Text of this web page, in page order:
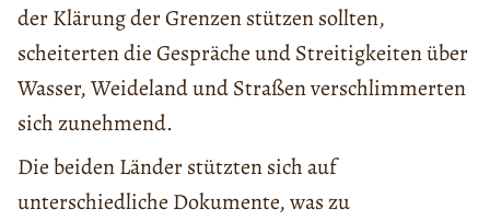
der Klärung der Grenzen stützen sollten,
scheiterten die Gespräche und Streitigkeiten über
Wasser, Weideland und Straßen verschlimmerten
sich zunehmend.
Die beiden Länder stützten sich auf
unterschiedliche Dokumente, was zu